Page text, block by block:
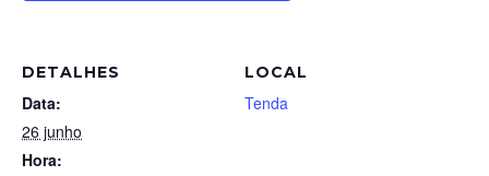
DETALHES
Data:
26 junho
Hora:
LOCAL
Tenda